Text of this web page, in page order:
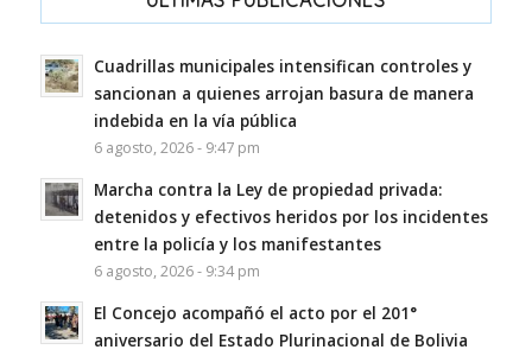
Cuadrillas municipales intensifican controles y
sancionan a quienes arrojan basura de manera
indebida en la vía pública
6 agosto, 2026 - 9:47 pm
Marcha contra la Ley de propiedad privada:
detenidos y efectivos heridos por los incidentes
entre la policía y los manifestantes
6 agosto, 2026 - 9:34 pm
El Concejo acompañó el acto por el 201°
aniversario del Estado Plurinacional de Bolivia